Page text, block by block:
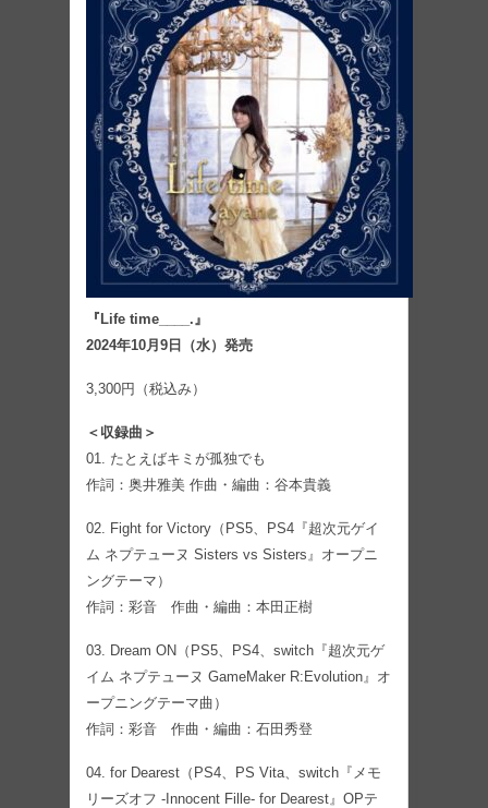
『Life time____.』
2024年10月9日（水）発売
3,300円（税込み）
＜収録曲＞
01. たとえばキミが孤独でも
作詞：奥井雅美 作曲・編曲：谷本貴義
02. Fight for Victory（PS5、PS4『超次元ゲイ
ム ネプテューヌ Sisters vs Sisters』オープニ
ングテーマ）
作詞：彩音 作曲・編曲：本田正樹
03. Dream ON（PS5、PS4、switch『超次元ゲ
イム ネプテューヌ GameMaker R:Evolution』オ
ープニングテーマ曲）
作詞：彩音 作曲・編曲：石田秀登
04. for Dearest（PS4、PS Vita、switch『メモ
リーズオフ -Innocent Fille- for Dearest』OPテ